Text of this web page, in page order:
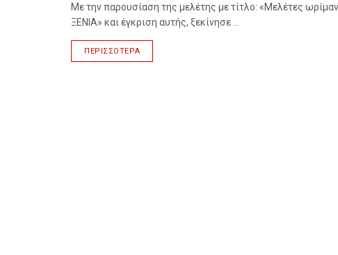
Με την παρουσίαση της μελέτης με τίτλο: «Μελέτες
ΞΕΝΙΑ» και έγκριση αυτής, ξεκίνησε ...
ΠΕΡΙΣΣΌΤΕΡΑ